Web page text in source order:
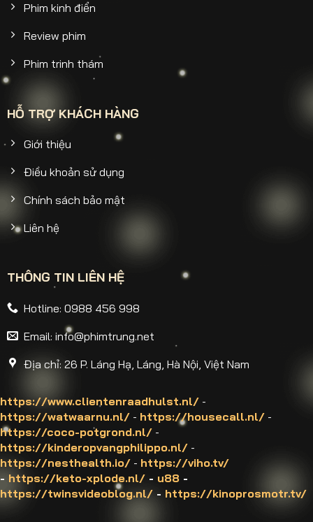
Phim kinh điển
Review phim
Phim trinh thám
HỖ TRỢ KHÁCH HÀNG
Giới thiệu
Điều khoản sử dụng
Chính sách bảo mật
Liên hệ
THÔNG TIN LIÊN HỆ
Hotline: 0988 456 998
Email: info@phimtrung.net
Địa chỉ: 26 P. Láng Hạ, Láng, Hà Nội, Việt Nam
https://www.clientenraadhulst.nl/ -
https://watwaarnu.nl/ - https://housecall.nl/ -
https://coco-potgrond.nl/ -
https://kinderopvangphilippo.nl/ -
https://nesthealth.io/ - https://viho.tv/
- https://keto-xplode.nl/ - u88 -
https://twinsvideoblog.nl/ - https://kinoprosmotr.tv/